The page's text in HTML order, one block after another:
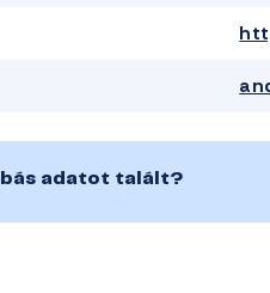
adatot talált?